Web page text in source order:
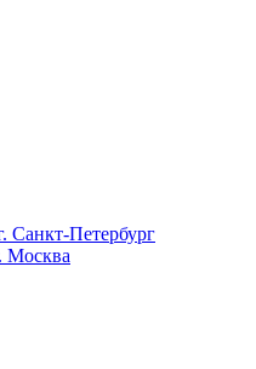
Санкт-Петербург
Москва